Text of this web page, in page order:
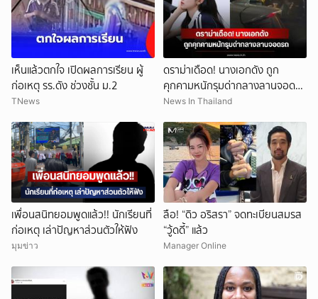
เห็นแล้วตกใจ เปิดผลการเรียน ผู้
ก่อเหตุ รร.ดัง ช่วงชั้น ม.2
TNews
ดราม่าเดือด! นางเอกดัง ถูก
คุกคามหนักรุมด่ากลางลานจอดรถ
(ข่าวต่างประเทศ)
News In Thailand
เพื่อนสนิทยอมพูดแล้ว!! นักเรียนที่
ก่อเหตุ เล่าปัญหาส่วนตัวให้ฟัง
มุมข่าว
ลือ! “ดิว อริสรา” จดทะเบียนสมรส
“วู้ดดี้” แล้ว
Manager Online